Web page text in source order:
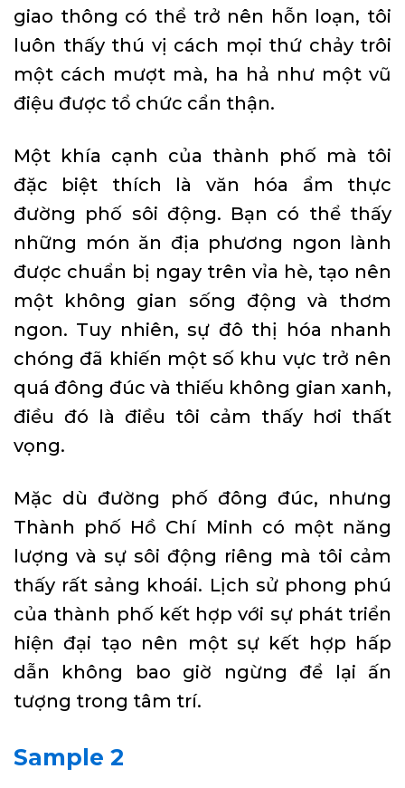
giao thông có thể trở nên hỗn loạn, tôi
luôn thấy thú vị cách mọi thứ chảy trôi
một cách mượt mà, ha hả như một vũ
điệu được tổ chức cẩn thận.
Một khía cạnh của thành phố mà tôi
đặc biệt thích là văn hóa ẩm thực
đường phố sôi động. Bạn có thể thấy
những món ăn địa phương ngon lành
được chuẩn bị ngay trên vỉa hè, tạo nên
một không gian sống động và thơm
ngon. Tuy nhiên, sự đô thị hóa nhanh
chóng đã khiến một số khu vực trở nên
quá đông đúc và thiếu không gian xanh,
điều đó là điều tôi cảm thấy hơi thất
vọng.
Mặc dù đường phố đông đúc, nhưng
Thành phố Hồ Chí Minh có một năng
lượng và sự sôi động riêng mà tôi cảm
thấy rất sảng khoái. Lịch sử phong phú
của thành phố kết hợp với sự phát triển
hiện đại tạo nên một sự kết hợp hấp
dẫn không bao giờ ngừng để lại ấn
tượng trong tâm trí.
Sample 2